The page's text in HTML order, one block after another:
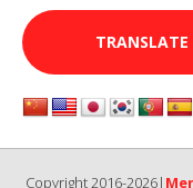
Copyright 2016-2026|